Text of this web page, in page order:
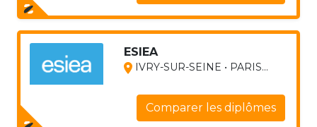
ESIEA
IVRY-SUR-SEINE • PARIS...
Comparer les diplômes